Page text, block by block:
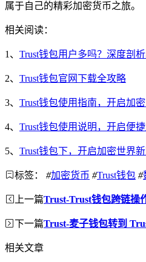
属于自己的精彩加密货币之旅。
相关阅读：
1、 Trust钱包用户多吗？深度剖
2、 Trust钱包官网下载全攻略
3、 Trust钱包使用指南，开启加
4、 Trust钱包使用说明，开启便
5、 Trust钱包下，开启加密世界
标签： #加密货币 #Trust钱包 #
上一篇Trust-Trust钱包跨链操
下一篇Trust-麦子钱包转到
相关文章